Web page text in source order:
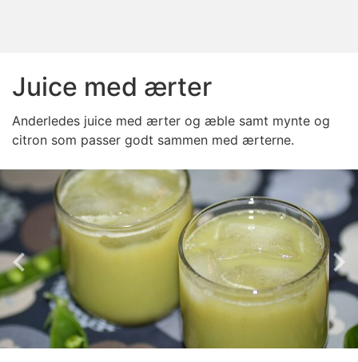
Juice med ærter
Anderledes juice med ærter og æble samt mynte og
citron som passer godt sammen med ærterne.